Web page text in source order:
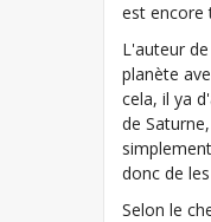
est encore
L'auteur
planète
cela, il ya
de
donc de
Selon le